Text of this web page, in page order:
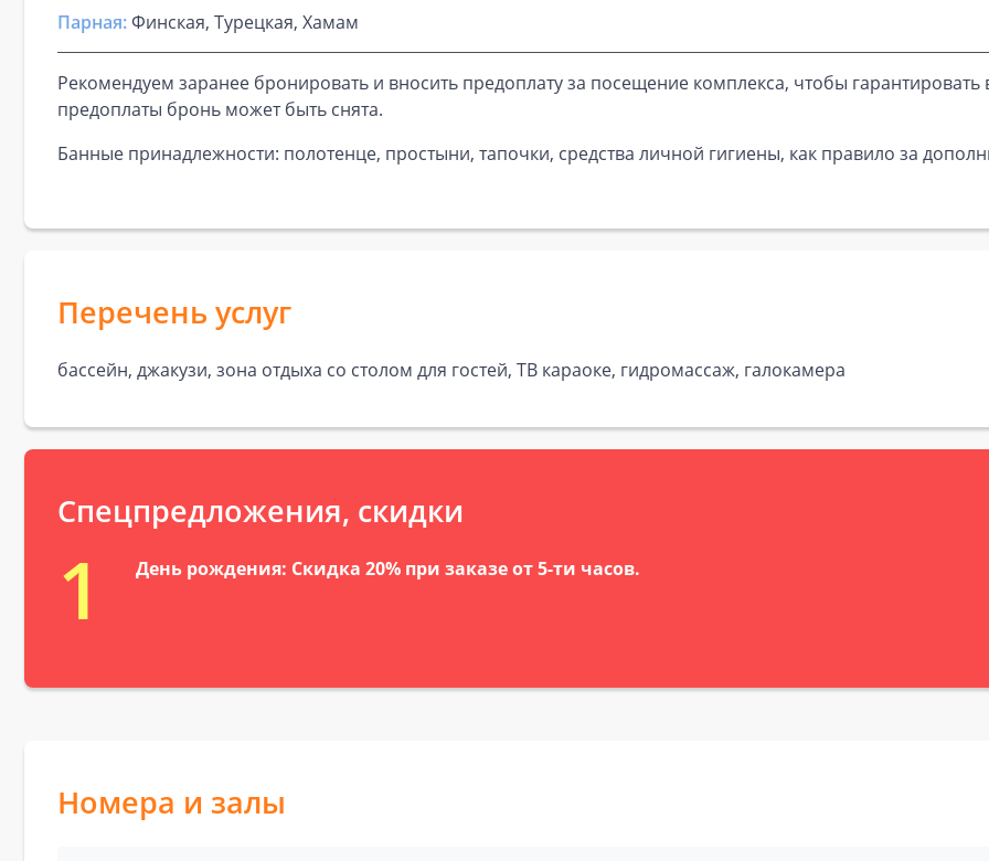
Парная:Финская, Турецкая, Хамам
Рекомендуем заранее бронировать и вносить предоплату за посещение комплекса, чтобы
предоплаты бронь может быть снята.
Банные принадлежности: полотенце, простыни, тапочки, средства личной гигиены, как правило за
Перечень услуг
бассейн, джакузи, зона отдыха со столом для гостей, ТВ караоке, гидромассаж, галокамера
Спецпредложения, скидки
1 День рождения: Скидка 20% при заказе от 5-ти часов.
Номера и залы